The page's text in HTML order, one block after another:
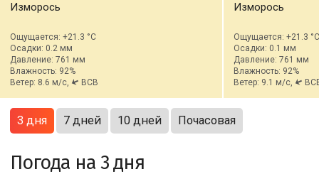
Изморось
Ощущается: +21.3 °C
Осадки: 0.2 мм
Давление: 761 мм
Влажность: 92%
Ветер: 8.6 м/с,
ВСВ
Изморось
Ощущается: +21.3 °C
Осадки: 0.1 мм
Давление: 761 мм
Влажность: 92%
Ветер: 9.1 м/с,
3 дня 7 дней 10 дней Почасовая
Погода на 3 дня